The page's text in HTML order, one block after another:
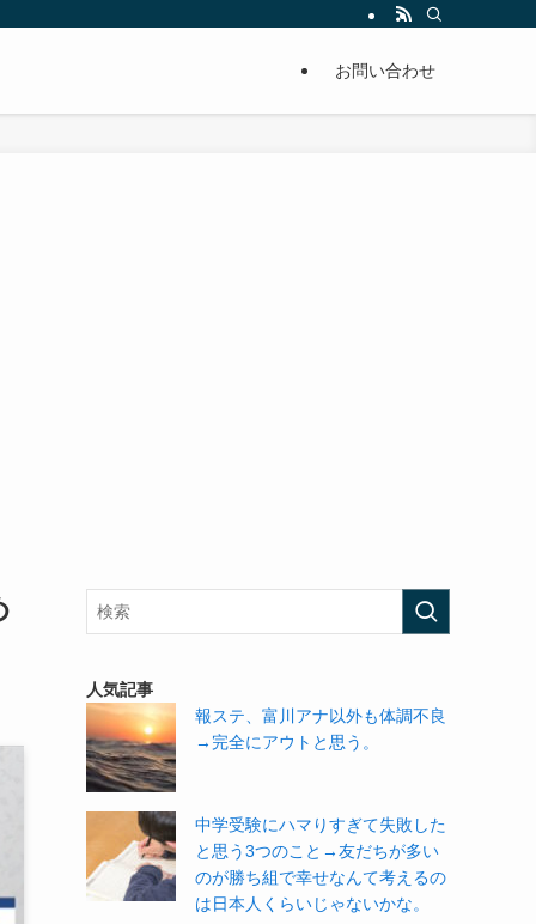
痩せることが出来るように分かりやすくまとめています。
お問い合わせ
人気記事
報ステ、富川アナ以外も体調不良
→完全にアウトと思う。
中学受験にハマりすぎて失敗した
と思う3つのこと→友だちが多い
のが勝ち組で幸せなんて考えるの
は日本人くらいじゃないかな。